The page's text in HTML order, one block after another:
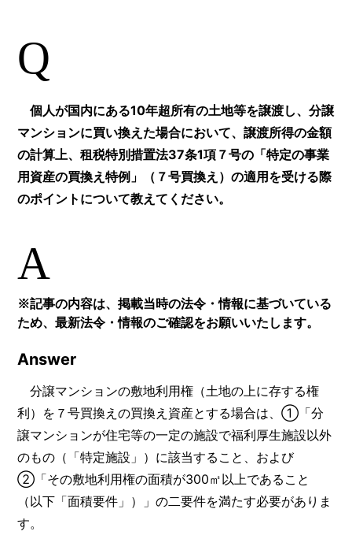
Q
個人が国内にある10年超所有の土地等を譲渡し、分譲
マンションに買い換えた場合において、譲渡所得の金額
の計算上、租税特別措置法37条1項７号の「特定の事業
用資産の買換え特例」（７号買換え）の適用を受ける際
のポイントについて教えてください。
A
※記事の内容は、掲載当時の法令・情報に基づいている
ため、最新法令・情報のご確認をお願いいたします。
Answer
分譲マンションの敷地利用権（土地の上に存する権
利）を７号買換えの買換え資産とする場合は、①「分
譲マンションが住宅等の一定の施設で福利厚生施設以外
のもの（「特定施設」）に該当すること、および
②「その敷地利用権の面積が300㎡以上であること
（以下「面積要件」）」の二要件を満たす必要がありま
す。